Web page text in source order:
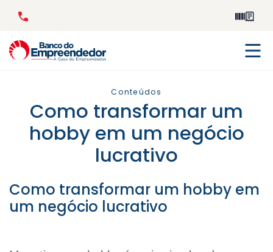
Conteúdos
Como transformar um
hobby em um negócio
lucrativo
Como transformar um hobby em
um negócio lucrativo